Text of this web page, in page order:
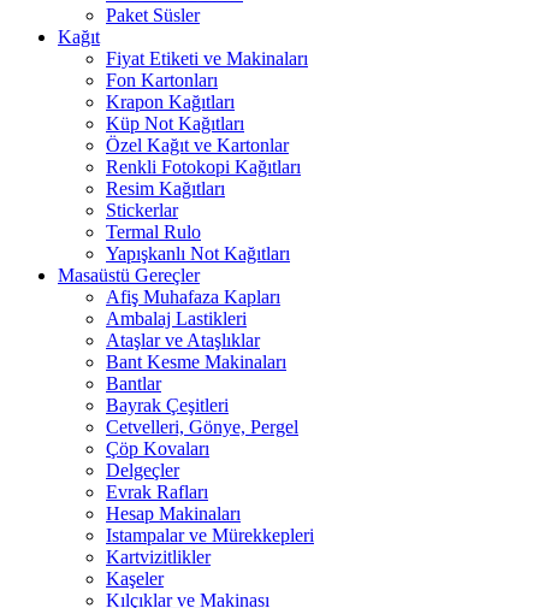
Paket Süsler
Kağıt
Fiyat Etiketi ve Makinaları
Fon Kartonları
Krapon Kağıtları
Küp Not Kağıtları
Özel Kağıt ve Kartonlar
Renkli Fotokopi Kağıtları
Resim Kağıtları
Stickerlar
Termal Rulo
Yapışkanlı Not Kağıtları
Masaüstü Gereçler
Afiş Muhafaza Kapları
Ambalaj Lastikleri
Ataşlar ve Ataşlıklar
Bant Kesme Makinaları
Bantlar
Bayrak Çeşitleri
Cetvelleri, Gönye, Pergel
Çöp Kovaları
Delgeçler
Evrak Rafları
Hesap Makinaları
Istampalar ve Mürekkepleri
Kartvizitlikler
Kaşeler
Kılçıklar ve Makinası